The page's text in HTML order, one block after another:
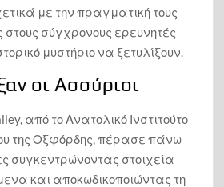
με την πραγματική τους
σύγχρονους ερευνητές
μυστήριο να ξετυλίξουν.
οι Ασσύριοι
από το Ανατολικό Ινστιτούτο
της Οξφόρδης, πέρασε πάνω
συγκεντρώνοντας στοιχεία
και αποκωδικοποιώντας τη